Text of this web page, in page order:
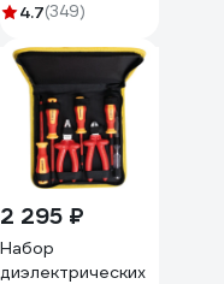
черная 305-030
4.7(349)
2 295 ₽
Набор
диэлектрических